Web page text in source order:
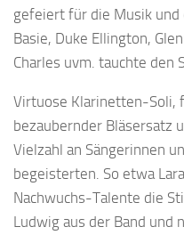
gefeiert für die Musik und
Basie, Duke Ellington,
Charles uvm. tauchte den
Virtuose Klarinetten-Soli,
bezaubernder Bläsersatz
Vielzahl an Sängerinnen
begeisterten. So etwa
Nachwuchs-Talente die
Ludwig aus der Band und